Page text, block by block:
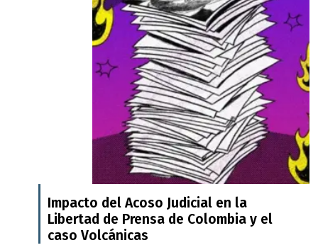
Impacto del Acoso Judicial en la
Libertad de Prensa de Colombia y el
caso Volcánicas